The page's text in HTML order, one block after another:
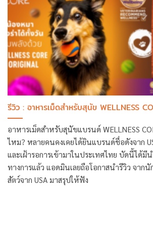
รีวิว : อาหารเม็ดสำหรับสุนัข WELLNESS
อาหารเม็ดสำหรับสุนัขแบรนด์ WELLNESS
ไหม? หลายคนคงเคยได้ยินแบรนด์ชื่อดังจาก
และเฝ้ารอการเข้ามาในประเทศไทย บัดนี้ได้มี
ทางการแล้ว แอดมินเลยถือโอกาสนำรีวิว จาก
สัตว์จาก USA มาสรุปให้ฟัง